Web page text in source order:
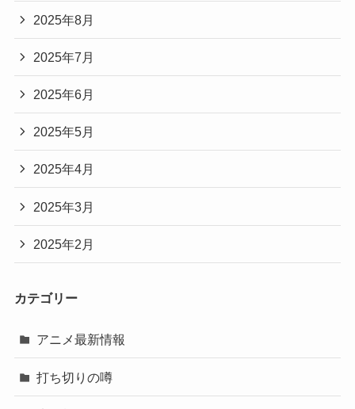
2025年8月
2025年7月
2025年6月
2025年5月
2025年4月
2025年3月
2025年2月
カテゴリー
アニメ最新情報
打ち切りの噂